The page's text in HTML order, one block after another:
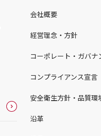
会社概要
経営理念・方針
コーポレート・ガバナ
コンプライアンス宣言
安全衛生方針・品質環
沿革